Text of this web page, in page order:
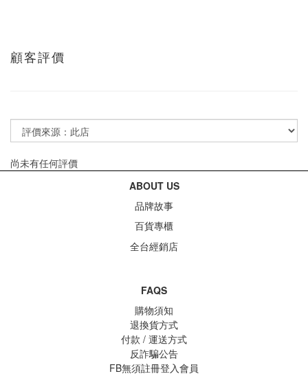
顧客評價
尚未有任何評價
ABOUT US
品牌故事
百貨專櫃
全台經銷店
FAQS
購物須知
退換貨方式
付款 / 運送方式
反詐騙公告
FB無須註冊登入會員